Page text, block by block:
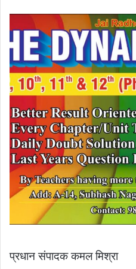
email
प्रधान संपादक कमल मिश्रा